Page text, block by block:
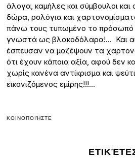
άλογα, καμήλες και σύμβουλοι
δώρα, ρολόγια και
πάνω τους τυπωμένο το πρόσωπό
γνωστά ως βλακοδόλαρα!… Και
έσπευσαν να μαζέψουν τα
ότι έχουν κάποια αξία, αφού δεν
χωρίς κανένα αντίκρισμα και
εικονιζόμενος εμίρης!!!…
ΚΟΙΝΟΠΟΙΉΣΤΕ